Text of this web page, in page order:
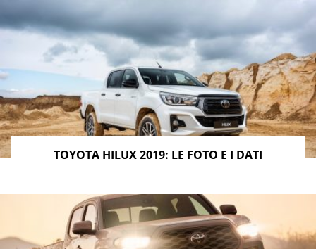
TOYOTA HILUX 2019: LE FOTO E I DATI